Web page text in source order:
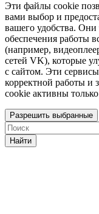
Эти файлы cookie
вами выбор и
вашего удобства. Они
обеспечения работы
(например,
сетей VK), которые
с сайтом. Эти
корректной работы и
cookie активны
Разрешить выбранные
Найти